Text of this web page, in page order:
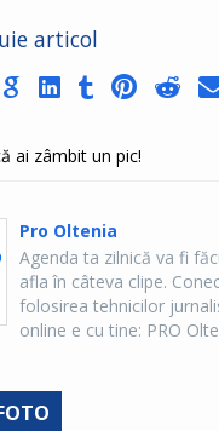
articol
ai zâmbit un pic!
Pro Oltenia
Agenda ta zilnică va fi
afla în câteva clipe.
folosirea tehnicilor
online e cu tine: PRO